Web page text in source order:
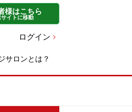
様はこちら
イトに移動
ログイン
サロンとは？